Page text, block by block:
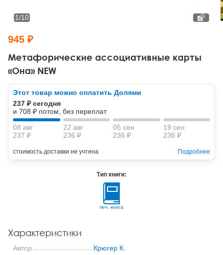
Другие направления психотерапии
Классический, эриксоновский гипноз и НЛП
НЛП
Социальная психология
Классический и юнгианский психоанализ
Метафорические ассоциативные карты
«Она» NEW
1/10
945 ₽
Этот товар можно оплатить Долями
237 ₽ сегодня
и 708 ₽ потом, без переплат
08 авг
237 ₽
22 авг
236 ₽
05 сен
236 ₽
19 сен
236 ₽
стоимость доставки не учтена Подробнее
Тип книги:
печ. книга
Характеристики
Автор
Крюгер К.